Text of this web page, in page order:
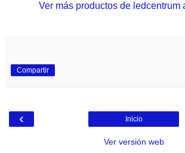
Ver más productos de ledcentrum
Compartir
‹ Inicio
Ver versión web